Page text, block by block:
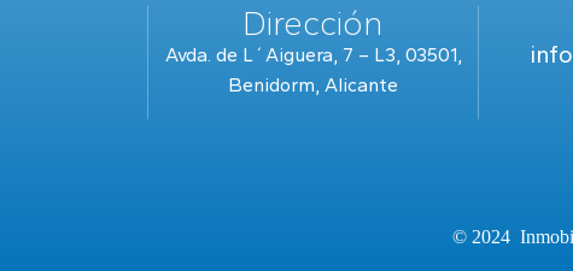
Dirección
Avda. de L´Aiguera, 7 – L3, 03501,
Benidorm, Alicante
© 2024